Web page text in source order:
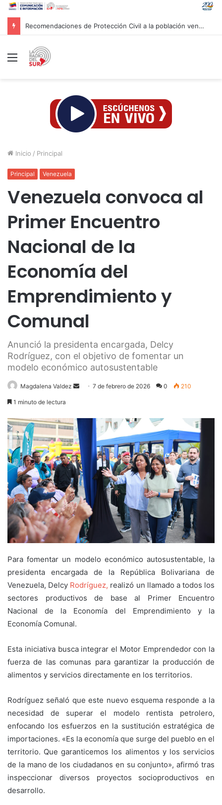
Recomendaciones de Protección Civil a la población venezolana ante fenómeno climatológico «El Niño»
Menú
Inicio / Principal
Principal Venezuela
Venezuela convoca al
Primer Encuentro
Nacional de la
Economía del
Emprendimiento y
Comunal
Anunció la presidenta encargada, Delcy
Rodríguez, con el objetivo de fomentar un
modelo económico autosustentable
Magdalena Valdez
Send7 de febrero de 2026 0 210
1 minuto de lectura
Para fomentar un modelo económico autosustentable, la
presidenta encargada de la República Bolivariana de
Venezuela, Delcy Rodríguez, realizó un llamado a todos los
sectores productivos de base al Primer Encuentro
Nacional de la Economía del Emprendimiento y la
Economía Comunal.
Esta iniciativa busca integrar el Motor Emprendedor con la
fuerza de las comunas para garantizar la producción de
alimentos y servicios directamente en los territorios.
Rodríguez señaló que este nuevo esquema responde a la
necesidad de superar el modelo rentista petrolero,
enfocando los esfuerzos en la sustitución estratégica de
importaciones. «Es la economía que surge del pueblo en el
territorio. Que garanticemos los alimentos y los servicios
de la mano de los ciudadanos en su conjunto», afirmó tras
inspeccionar diversos proyectos socioproductivos en
desarrollo.